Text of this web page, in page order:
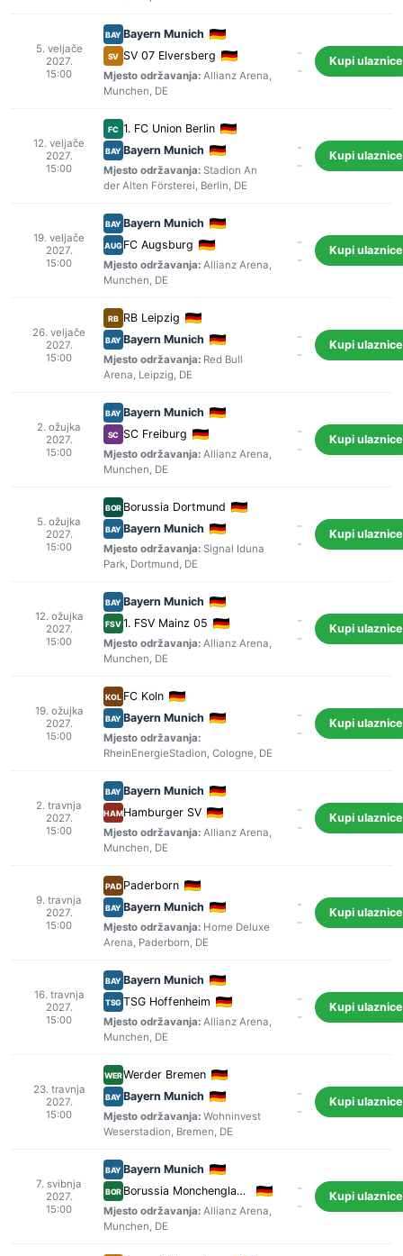
5. veljače
2027.
15:00
BAY Bayern Munich
SV SV 07 Elversberg
Mjesto održavanja: Allianz Arena,
Munchen, DE
-
-
Kupi ulaznice
12. veljače
2027.
15:00
FC 1. FC Union Berlin
BAY Bayern Munich
Mjesto održavanja: Stadion An
der Alten Försterei, Berlin, DE
-
-
Kupi ulaznice
19. veljače
2027.
15:00
BAY Bayern Munich
AUG FC Augsburg
Mjesto održavanja: Allianz Arena,
Munchen, DE
-
-
Kupi ulaznice
26. veljače
2027.
15:00
RB RB Leipzig
BAY Bayern Munich
Mjesto održavanja: Red Bull
Arena, Leipzig, DE
-
-
Kupi ulaznice
2. ožujka
2027.
15:00
BAY Bayern Munich
SC SC Freiburg
Mjesto održavanja: Allianz Arena,
Munchen, DE
-
-
Kupi ulaznice
5. ožujka
2027.
15:00
BOR Borussia Dortmund
BAY Bayern Munich
Mjesto održavanja: Signal Iduna
Park, Dortmund, DE
-
-
Kupi ulaznice
12. ožujka
2027.
15:00
BAY Bayern Munich
FSV 1. FSV Mainz 05
Mjesto održavanja: Allianz Arena,
Munchen, DE
-
-
Kupi ulaznice
19. ožujka
2027.
15:00
KOL FC Koln
BAY Bayern Munich
Mjesto održavanja:
RheinEnergieStadion, Cologne, DE
-
-
Kupi ulaznice
2. travnja
2027.
15:00
BAY Bayern Munich
HAMHamburger SV
Mjesto održavanja: Allianz Arena,
Munchen, DE
-
-
Kupi ulaznice
9. travnja
2027.
15:00
PAD Paderborn
BAY Bayern Munich
Mjesto održavanja: Home Deluxe
Arena, Paderborn, DE
-
-
Kupi ulaznice
16. travnja
2027.
15:00
BAY Bayern Munich
TSGTSG Hoffenheim
Mjesto održavanja: Allianz Arena,
Munchen, DE
-
-
Kupi ulaznice
23. travnja
2027.
15:00
WERWerder Bremen
BAY Bayern Munich
Mjesto održavanja: Wohninvest
Weserstadion, Bremen, DE
-
-
Kupi ulaznice
7. svibnja
2027.
15:00
BAY Bayern Munich
BOR Borussia Monchengladbach
Mjesto održavanja: Allianz Arena,
Munchen, DE
-
-
Kupi ulaznice